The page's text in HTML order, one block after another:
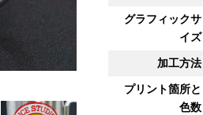
グラフィックサ
イズ
加工方法
プリント箇所と
色数